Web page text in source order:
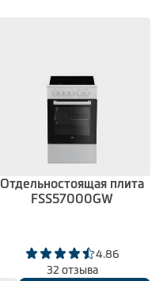
Отдельностоящая плита
FSS57000GW
4.86
32 отзыва